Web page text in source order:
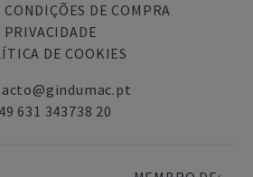
CONDIÇÕES DE COMPRA
PRIVACIDADE
DE COOKIES
631 343738 20